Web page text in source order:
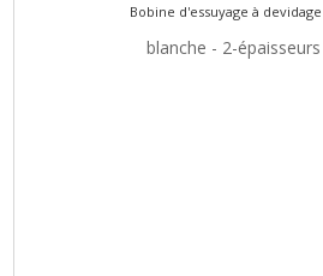
Bobine d'essuyage à
blanche - 2-